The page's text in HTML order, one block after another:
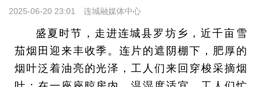
2025-06-20 23:01 连城融媒体中心
盛夏时节，走进连城县罗坊乡，近千亩雪
茄烟田迎来丰收季。连片的遮阴棚下，肥厚的
烟叶泛着油亮的光泽，工人们来回穿梭采摘烟